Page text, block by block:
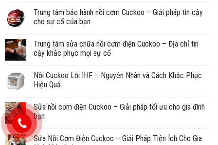
Trung tâm bảo hành nồi cơm Cuckoo – Giải pháp tin cậy
cho sự cố của bạn
Trung tâm sửa chữa nồi cơm điện Cuckoo – Địa chỉ tin
cậy khắc phục mọi sự cố
Nồi Cuckoo Lỗi IHF – Nguyên Nhân và Cách Khắc Phục
Hiệu Quả
Sửa nồi cơm điện Cuckoo – Giải pháp tối ưu cho gia đình
bạn
Sữa Nồi Cơm Điện Cuckoo – Giải Pháp Tiện Ích Cho Gia